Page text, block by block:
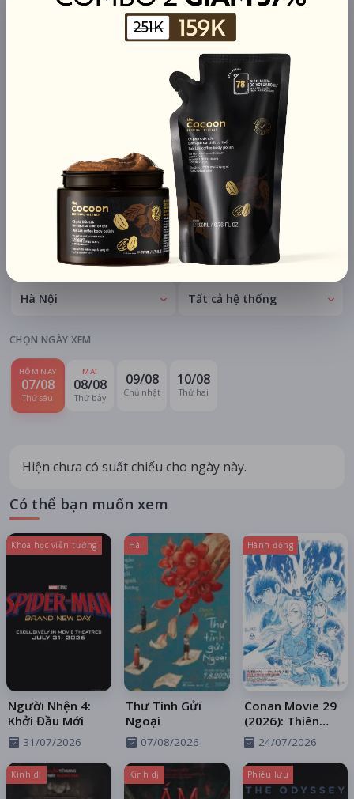
Quạt mini GOOJODOQ 4000
mAh di động
Khuyến mãi + free ship
Xem khuyến mãi
Chi tiết
LỊCH CHIẾU BÌNH LUẬN ĐÁNH GIÁ
Hà Nội Tất cả hệ thống
CHỌN NGÀY XEM
HÔM NAY
07/08
Thứ sáu
MAI
08/08
Thứ bảy
09/08
Chủ nhật
10/08
Thứ hai
Hiện chưa có suất chiếu cho ngày này.
Có thể bạn muốn xem
Khoa học viễn tưởng
Người Nhện 4:
Khởi Đầu Mới
31/07/2026
Hài
Thư Tình Gửi
Ngoại
07/08/2026
Hành động
Conan Movie 29
(2026): Thiên
Thần Sa Ngã
Trên Xa Lộ
24/07/2026
Kinh dị Kinh dị Phiêu lưu